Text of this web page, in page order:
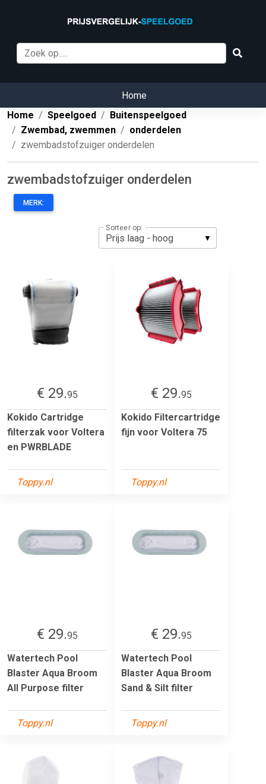
Home
Home
Speelgoed
Buitenspeelgoed
Zwembad, zwemmen
onderdelen
zwembadstofzuiger onderdelen
zwembadstofzuiger onderdelen
MERK:
Sorteer op:
€ 29.95
Kokido Cartridge
filterzak voor Voltera
en PWRBLADE
Toppy.nl
€ 29.95
Kokido Filtercartridge
fijn voor Voltera 75
Toppy.nl
€ 29.95
Watertech Pool
Blaster Aqua Broom
All Purpose filter
Toppy.nl
€ 29.95
Watertech Pool
Blaster Aqua Broom
Sand & Silt filter
Toppy.nl